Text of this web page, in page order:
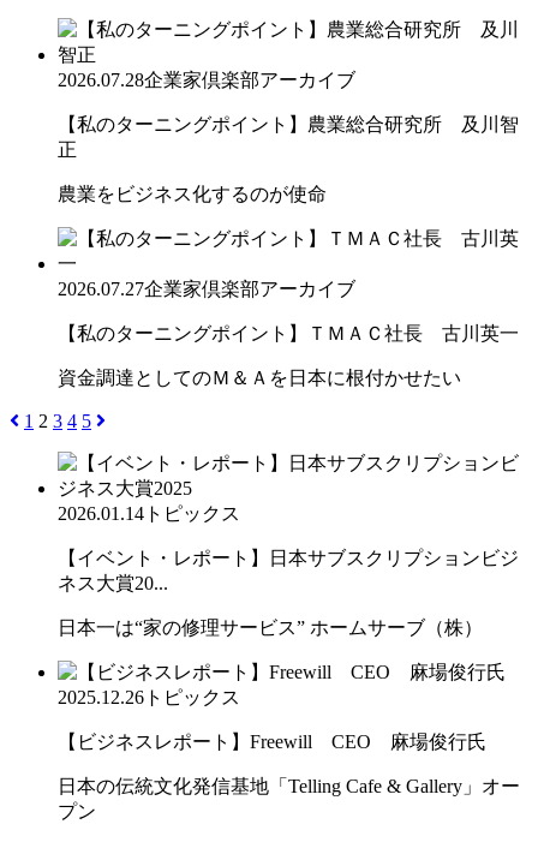
2026.07.28企業家倶楽部アーカイブ
【私のターニングポイント】農業総合研究所 及川智
正
農業をビジネス化するのが使命
2026.07.27企業家倶楽部アーカイブ
【私のターニングポイント】ＴＭＡＣ社長 古川英一
資金調達としてのＭ＆Ａを日本に根付かせたい
1 2 3 4 5
2026.01.14 トピックス
【イベント・レポート】日本サブスクリプションビジ
ネス大賞20...
日本一は“家の修理サービス” ホームサーブ（株）
2025.12.26 トピックス
【ビジネスレポート】Freewill CEO 麻場俊行氏
日本の伝統文化発信基地「Telling Cafe & Gallery」オー
プン